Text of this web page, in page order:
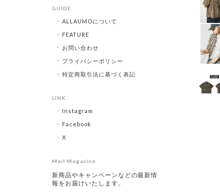
GUIDE
ALLAUMOについて
FEATURE
お問い合わせ
プライバシーポリシー
特定商取引法に基づく表記
LINK
Instagram
Facebook
X
Mail Magazine
新商品やキャンペーンなどの最新情
報をお届けいたします。